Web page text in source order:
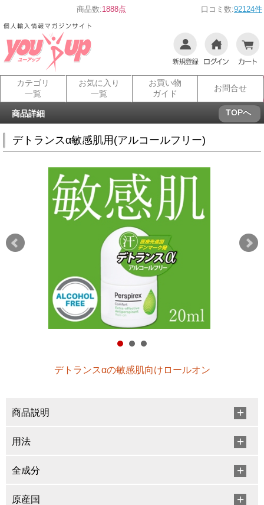
商品数:1888点 口コミ数:92124件
カテゴリ
一覧
お気に入り
一覧
お買い物
ガイド
お問合せ
商品詳細 TOPへ
デトランスα敏感肌用(アルコールフリー)
デトランスαの敏感肌向けロールオン
商品説明
用法
全成分
原産国